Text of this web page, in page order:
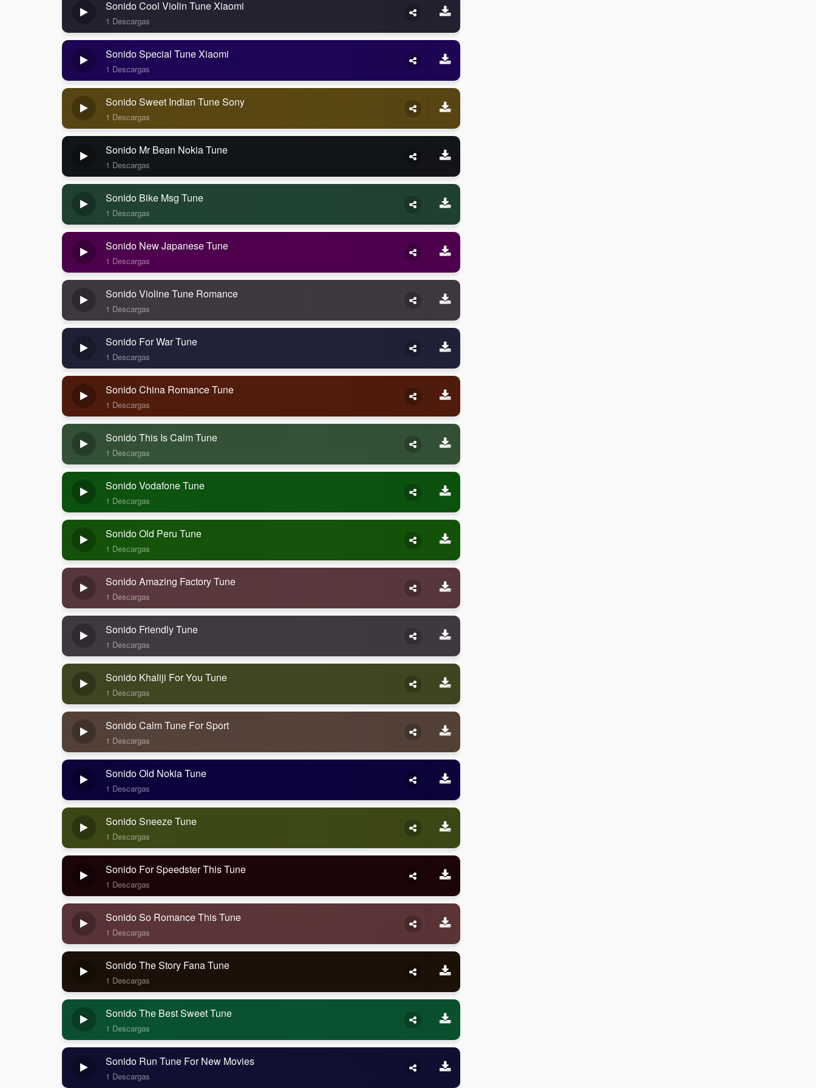
Sonido Cool Violin Tune Xiaomi
1 Descargas
Sonido Special Tune Xiaomi
1 Descargas
Sonido Sweet Indian Tune Sony
1 Descargas
Sonido Mr Bean Nokia Tune
1 Descargas
Sonido Bike Msg Tune
1 Descargas
Sonido New Japanese Tune
1 Descargas
Sonido Violine Tune Romance
1 Descargas
Sonido For War Tune
1 Descargas
Sonido China Romance Tune
1 Descargas
Sonido This Is Calm Tune
1 Descargas
Sonido Vodafone Tune
1 Descargas
Sonido Old Peru Tune
1 Descargas
Sonido Amazing Factory Tune
1 Descargas
Sonido Friendly Tune
1 Descargas
Sonido Khaliji For You Tune
1 Descargas
Sonido Calm Tune For Sport
1 Descargas
Sonido Old Nokia Tune
1 Descargas
Sonido Sneeze Tune
1 Descargas
Sonido For Speedster This Tune
1 Descargas
Sonido So Romance This Tune
1 Descargas
Sonido The Story Fana Tune
1 Descargas
Sonido The Best Sweet Tune
1 Descargas
Sonido Run Tune For New Movies
1 Descargas